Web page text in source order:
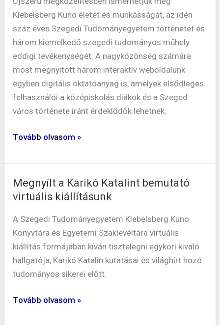
Klebelsberg Kuno életét és munkásságát, az idén
száz éves Szegedi Tudományegyetem történetét és
három kiemelkedő szegedi tudományos műhely
eddigi tevékenységét. A nagyközönség számára
most megnyitott három interaktív weboldalunk
egyben digitális oktatóanyag is, amelyek elsődleges
felhasználói a középiskolás diákok és a Szeged
város története iránt érdeklődők lehetnek.
várostörténet
(nem
csak)
középiskolásoknak
Tovább olvasom »
Megnyílt a Karikó Katalint bemutató
virtuális kiállításunk
A Szegedi Tudományegyetem Klebelsberg Kuno
Könyvtára és Egyetemi Szaklevéltára virtuális
kiállítás formájában kíván tisztelegni egykori kiváló
hallgatója, Karikó Katalin kutatásai és világhírt hozó
tudományos sikerei előtt.
Megnyílt
a
Katalint
bemutató
virtuális
kiállításunk
Tovább olvasom »